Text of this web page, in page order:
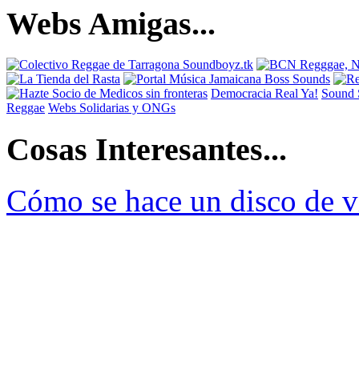
Webs Amigas...
Democracia Real Ya! Sound
Reggae Webs Solidarias y ONGs
Cosas Interesantes...
Cómo se hace un disco de